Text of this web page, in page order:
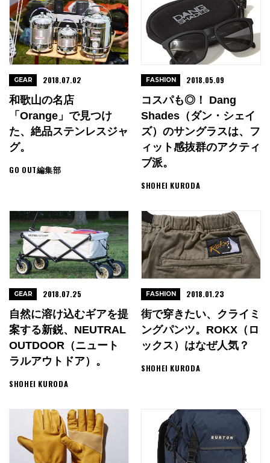
和歌山の名店
「Orange」で見つけ
た、絶品ステンレスジャ
グ。
GO OUT編集部
GEAR 2018.07.02
コスパも◎！ Dang
Shades（ダン・シェイ
ズ）のサングラスは、フ
ィット感抜群のアクティ
ブ派。
SHOHEI KURODA
FASHION 2018.05.09
自然に溶け込むギアを提
案する新鋭、NEUTRAL
OUTDOOR（ニュート
ラルアウトドア）。
SHOHEI KURODA
GEAR 2018.07.25
街で穿きたい、クライミ
ングパンツ。ROKX（ロ
ックス）はなぜ人気？
SHOHEI KURODA
FASHION 2018.01.23